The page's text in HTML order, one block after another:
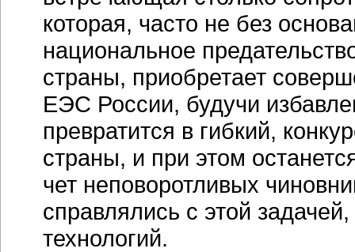
которая, часто не без
национальное
страны, приобретает
ЕЭС России, будучи
превратится в гибкий,
страны, и при этом
чет неповоротливых
справлялись с этой
технологий.